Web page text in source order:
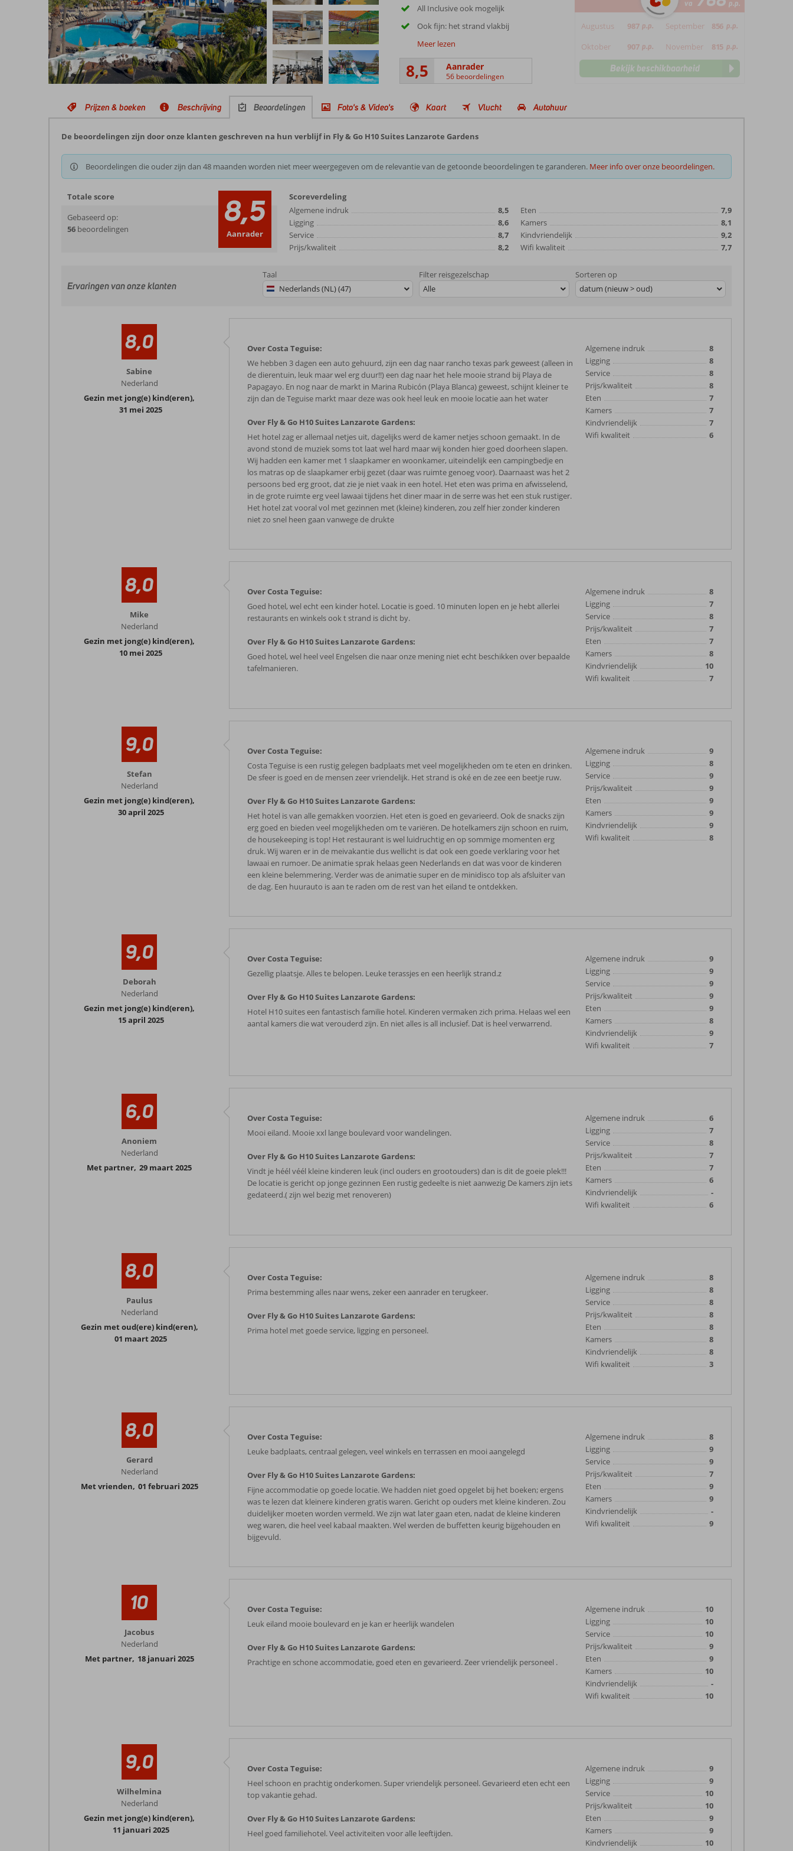
All Inclusive ook mogelijk
Ook fijn: het strand vlakbij
Meer lezen
8,5 Aanrader
56 beoordelingen
va p.p.
Augustus 987 p.p. September 856 p.p.
Oktober 907 p.p. November 815 p.p.
Bekijk beschikbaarheid
Prijzen & boeken Beschrijving Beoordelingen Foto's & Video's Kaart Vlucht Autohuur
De beoordelingen zijn door onze klanten geschreven na hun verblijf in Fly & Go H10 Suites Lanzarote Gardens
Beoordelingen die ouder zijn dan 48 maanden worden niet meer weergegeven om de relevantie van de getoonde beoordelingen te garanderen. Meer info over onze beoordelingen.
Totale score
Gebaseerd op:
56 beoordelingen 8,5
Aanrader
Scoreverdeling
Algemene indruk
8,5
Ligging
8,6
Service
8,7
Prijs/kwaliteit
8,2
Eten
7,9
Kamers
8,1
Kindvriendelijk
9,2
Wifi kwaliteit
7,7
Ervaringen van onze klanten
Taal
Nederlands (NL) (47)
Filter reisgezelschap
Alle
Sorteren op
datum (nieuw > oud)
8,0
Sabine
Nederland
Gezin met jong(e) kind(eren),
31 mei 2025
Over Costa Teguise:
We hebben 3 dagen een auto gehuurd, zijn een dag naar rancho texas park geweest (alleen in
de dierentuin, leuk maar wel erg duur!!) een dag naar het hele mooie strand bij Playa de
Papagayo. En nog naar de markt in Marina Rubicón (Playa Blanca) geweest, schijnt kleiner te
zijn dan de Teguise markt maar deze was ook heel leuk en mooie locatie aan het water
Over Fly & Go H10 Suites Lanzarote Gardens:
Het hotel zag er allemaal netjes uit, dagelijks werd de kamer netjes schoon gemaakt. In de
avond stond de muziek soms tot laat wel hard maar wij konden hier goed doorheen slapen.
Wij hadden een kamer met 1 slaapkamer en woonkamer, uiteindelijk een campingbedje en
los matras op de slaapkamer erbij gezet (daar was ruimte genoeg voor). Daarnaast was het 2
persoons bed erg groot, dat zie je niet vaak in een hotel. Het eten was prima en afwisselend,
in de grote ruimte erg veel lawaai tijdens het diner maar in de serre was het een stuk rustiger.
Het hotel zat vooral vol met gezinnen met (kleine) kinderen, zou zelf hier zonder kinderen
niet zo snel heen gaan vanwege de drukte
Algemene indruk
8
Ligging
8
Service
8
Prijs/kwaliteit
8
Eten
7
Kamers
7
Kindvriendelijk
7
Wifi kwaliteit
6
8,0
Mike
Nederland
Gezin met jong(e) kind(eren),
10 mei 2025
Over Costa Teguise:
Goed hotel, wel echt een kinder hotel. Locatie is goed. 10 minuten lopen en je hebt allerlei
restaurants en winkels ook t strand is dicht by.
Over Fly & Go H10 Suites Lanzarote Gardens:
Goed hotel, wel heel veel Engelsen die naar onze mening niet echt beschikken over bepaalde
tafelmanieren.
Algemene indruk
8
Ligging
7
Service
8
Prijs/kwaliteit
7
Eten
7
Kamers
8
Kindvriendelijk
10
Wifi kwaliteit
7
9,0
Stefan
Nederland
Gezin met jong(e) kind(eren),
30 april 2025
Over Costa Teguise:
Costa Teguise is een rustig gelegen badplaats met veel mogelijkheden om te eten en drinken.
De sfeer is goed en de mensen zeer vriendelijk. Het strand is oké en de zee een beetje ruw.
Over Fly & Go H10 Suites Lanzarote Gardens:
Het hotel is van alle gemakken voorzien. Het eten is goed en gevarieerd. Ook de snacks zijn
erg goed en bieden veel mogelijkheden om te variëren. De hotelkamers zijn schoon en ruim,
de housekeeping is top! Het restaurant is wel luidruchtig en op sommige momenten erg
druk. Wij waren er in de meivakantie dus wellicht is dat ook een goede verklaring voor het
lawaai en rumoer. De animatie sprak helaas geen Nederlands en dat was voor de kinderen
een kleine belemmering. Verder was de animatie super en de minidisco top als afsluiter van
de dag. Een huurauto is aan te raden om de rest van het eiland te ontdekken.
Algemene indruk
9
Ligging
8
Service
9
Prijs/kwaliteit
9
Eten
9
Kamers
9
Kindvriendelijk
9
Wifi kwaliteit
8
9,0
Deborah
Nederland
Gezin met jong(e) kind(eren),
15 april 2025
Over Costa Teguise:
Gezellig plaatsje. Alles te belopen. Leuke terassjes en een heerlijk strand.z
Over Fly & Go H10 Suites Lanzarote Gardens:
Hotel H10 suites een fantastisch familie hotel. Kinderen vermaken zich prima. Helaas wel een
aantal kamers die wat verouderd zijn. En niet alles is all inclusief. Dat is heel verwarrend.
Algemene indruk
9
Ligging
9
Service
9
Prijs/kwaliteit
9
Eten
9
Kamers
8
Kindvriendelijk
9
Wifi kwaliteit
7
6,0
Anoniem
Nederland
Met partner, 29 maart 2025
Over Costa Teguise:
Mooi eiland. Mooie xxl lange boulevard voor wandelingen.
Over Fly & Go H10 Suites Lanzarote Gardens:
Vindt je héél véél kleine kinderen leuk (incl ouders en grootouders) dan is dit de goeie plek!!!
De locatie is gericht op jonge gezinnen Een rustig gedeelte is niet aanwezig De kamers zijn iets
gedateerd.( zijn wel bezig met renoveren)
Algemene indruk
6
Ligging
7
Service
8
Prijs/kwaliteit
7
Eten
7
Kamers
6
Kindvriendelijk
-
Wifi kwaliteit
6
8,0
Paulus
Nederland
Gezin met oud(ere) kind(eren),
01 maart 2025
Over Costa Teguise:
Prima bestemming alles naar wens, zeker een aanrader en terugkeer.
Over Fly & Go H10 Suites Lanzarote Gardens:
Prima hotel met goede service, ligging en personeel.
Algemene indruk
8
Ligging
8
Service
8
Prijs/kwaliteit
8
Eten
8
Kamers
8
Kindvriendelijk
8
Wifi kwaliteit
3
8,0
Gerard
Nederland
Met vrienden, 01 februari 2025
Over Costa Teguise:
Leuke badplaats, centraal gelegen, veel winkels en terrassen en mooi aangelegd
Over Fly & Go H10 Suites Lanzarote Gardens:
Fijne accommodatie op goede locatie. We hadden niet goed opgelet bij het boeken; ergens
was te lezen dat kleinere kinderen gratis waren. Gericht op ouders met kleine kinderen. Zou
duidelijker moeten worden vermeld. We zijn wat later gaan eten, nadat de kleine kinderen
weg waren, die heel veel kabaal maakten. Wel werden de buffetten keurig bijgehouden en
bijgevuld.
Algemene indruk
8
Ligging
9
Service
9
Prijs/kwaliteit
7
Eten
9
Kamers
9
Kindvriendelijk
-
Wifi kwaliteit
9
10
Jacobus
Nederland
Met partner, 18 januari 2025
Over Costa Teguise:
Leuk eiland mooie boulevard en je kan er heerlijk wandelen
Over Fly & Go H10 Suites Lanzarote Gardens:
Prachtige en schone accommodatie, goed eten en gevarieerd. Zeer vriendelijk personeel .
Algemene indruk
10
Ligging
10
Service
10
Prijs/kwaliteit
9
Eten
9
Kamers
10
Kindvriendelijk
-
Wifi kwaliteit
10
9,0
Wilhelmina
Nederland
Gezin met jong(e) kind(eren),
11 januari 2025
Over Costa Teguise:
Heel schoon en prachtig onderkomen. Super vriendelijk personeel. Gevarieerd eten echt een
top vakantie gehad.
Over Fly & Go H10 Suites Lanzarote Gardens:
Heel goed familiehotel. Veel activiteiten voor alle leeftijden.
Algemene indruk
9
Ligging
9
Service
10
Prijs/kwaliteit
10
Eten
9
Kamers
9
Kindvriendelijk
10